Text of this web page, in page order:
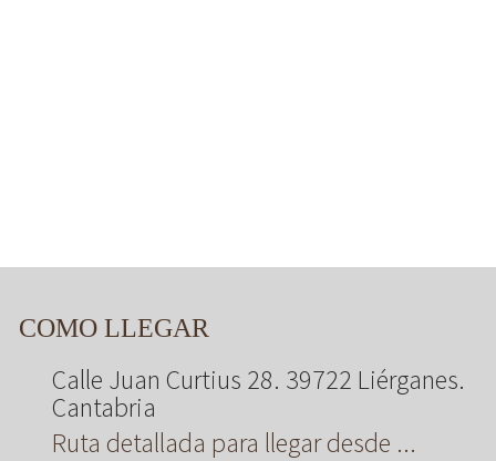
COMO LLEGAR
Calle Juan Curtius 28. 39722 Liérganes.
Cantabria
Ruta detallada para llegar desde ...